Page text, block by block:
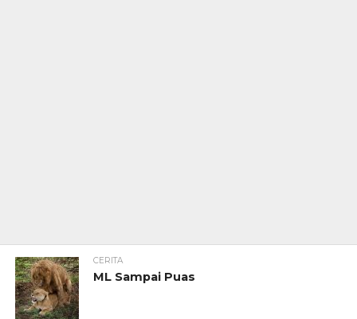
CERITA
ML Sampai Puas